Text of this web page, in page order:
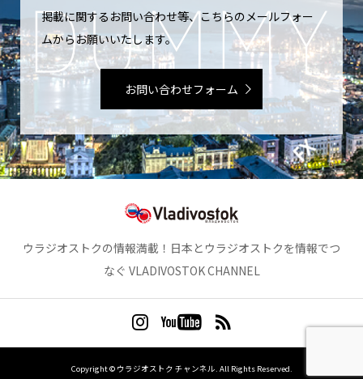
掲載に関するお問い合わせ等、こちらのメールフォー
ムからお願いいたします。
お問い合わせフォーム
ウラジオストクの情報満載！日本とウラジオストクを情報でつ
なぐ VLADIVOSTOK CHANNEL